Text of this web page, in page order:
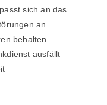
sich an das
an
behalten
ausfällt